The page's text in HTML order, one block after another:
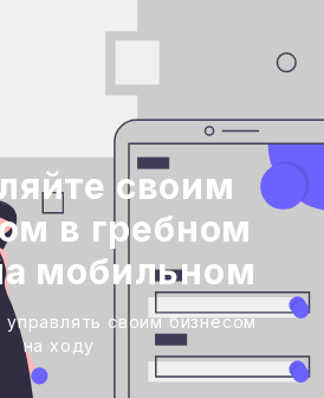
своим
в гребном
мобильном
управлять своим бизнесом
на ходу